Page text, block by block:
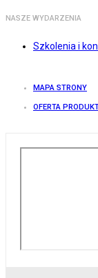
NASZE WYDARZENIA
Szkolenia i
MAPA STRONY
OFERTA